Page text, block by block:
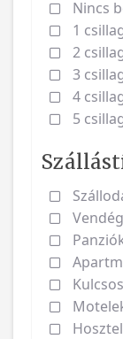
Nincs
1
2
3
4
5